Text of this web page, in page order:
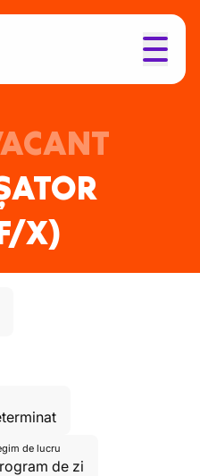
X)
de lucru
de zi